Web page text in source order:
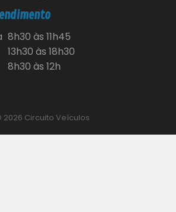
8h30 às 11h45
13h30 às 18h30
8h30 às 12h
2026 Circuito Veículos